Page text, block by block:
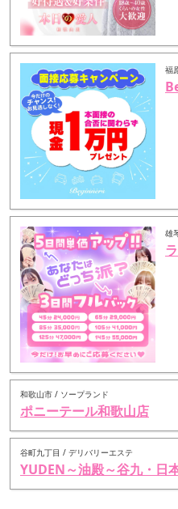
福
雄
和歌山市 / ソープランド
ポニーテール和歌山店
谷町九丁目 / デリバリーエステ
YUDEN～油殿～谷九・日